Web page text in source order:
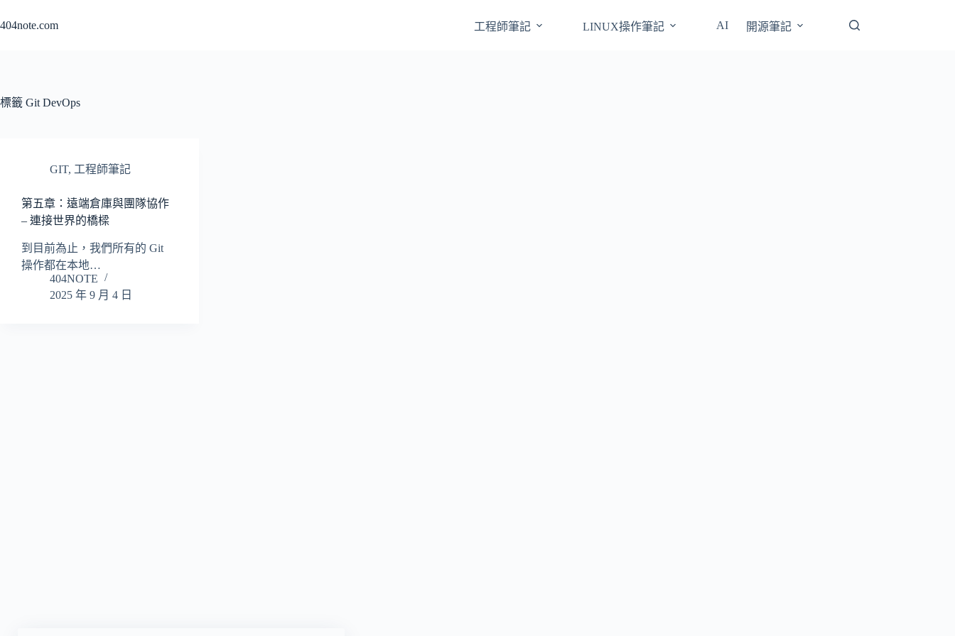
至
容
404note.com 工程師筆記 LINUX操作筆記 AI 開源筆記
標籤 Git DevOps
GIT, 工程師筆記
第五章：遠端倉庫與團隊協作
– 連接世界的橋樑
到目前為止，我們所有的 Git
操作都在本地…
404NOTE
2025 年 9 月 4 日